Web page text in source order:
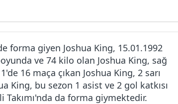
forma giyen Joshua King, 15.01.1992
ve 74 kilo olan Joshua King, sağ
16 maça çıkan Joshua King, 2 sarı
King, bu sezon 1 asist ve 2 gol katkısı
da forma giymektedir.